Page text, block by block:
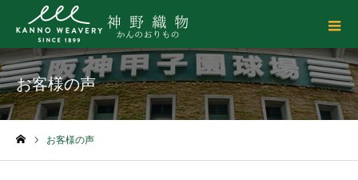
お客様の声
お客様の声